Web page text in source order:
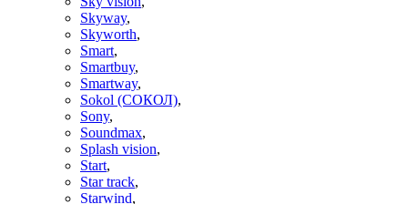
Skyway,
Skyworth,
Smart,
Smartbuy,
Smartway,
Sokol (СОКОЛ),
Sony,
Soundmax,
Splash vision,
Start,
Star track,
Starwind,